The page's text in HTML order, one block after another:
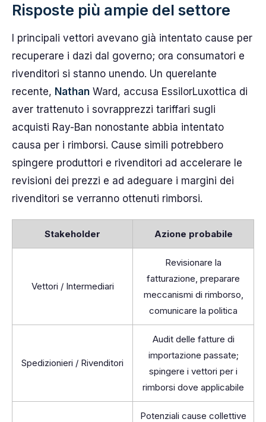
Risposte più ampie del settore
I principali vettori avevano già intentato cause per
recuperare i dazi dal governo; ora consumatori e
rivenditori si stanno unendo. Un querelante
recente, Nathan Ward, accusa EssilorLuxottica di
aver trattenuto i sovrapprezzi tariffari sugli
acquisti Ray-Ban nonostante abbia intentato
causa per i rimborsi. Cause simili potrebbero
spingere produttori e rivenditori ad accelerare le
revisioni dei prezzi e ad adeguare i margini dei
rivenditori se verranno ottenuti rimborsi.
Stakeholder Azione probabile
Vettori / Intermediari
Revisionare la
fatturazione, preparare
meccanismi di rimborso,
comunicare la politica
Spedizionieri / Rivenditori
Audit delle fatture di
importazione passate;
spingere i vettori per i
rimborsi dove applicabile
Potenziali cause collettive